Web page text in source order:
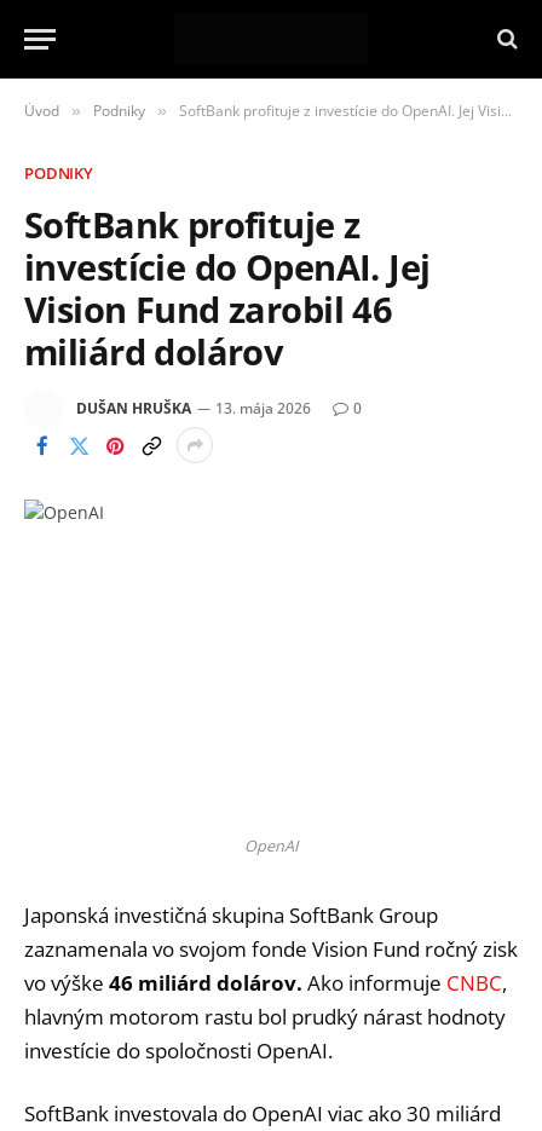
Úvod » Podniky » SoftBank profituje z investície do OpenAI. Jej Vision Fund zarobil 46 miliárd dolárov
PODNIKY
SoftBank profituje z
investície do OpenAI. Jej
Vision Fund zarobil 46
miliárd dolárov
DUŠAN HRUŠKA 13. mája 2026 0
OpenAI
Japonská investičná skupina SoftBank Group
zaznamenala vo svojom fonde Vision Fund ročný zisk
vo výške 46 miliárd dolárov. Ako informuje CNBC,
hlavným motorom rastu bol prudký nárast hodnoty
investície do spoločnosti OpenAI.
SoftBank investovala do OpenAI viac ako 30 miliárd